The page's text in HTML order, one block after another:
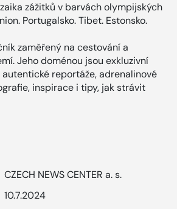
zážitků v barvách olympijských
Portugalsko. Tibet. Estonsko.
zaměřený na cestování a
Jeho doménou jsou exkluzivní
reportáže, adrenalinové
inspirace i tipy, jak strávit
CZECH NEWS CENTER a. s.
10.7.2024